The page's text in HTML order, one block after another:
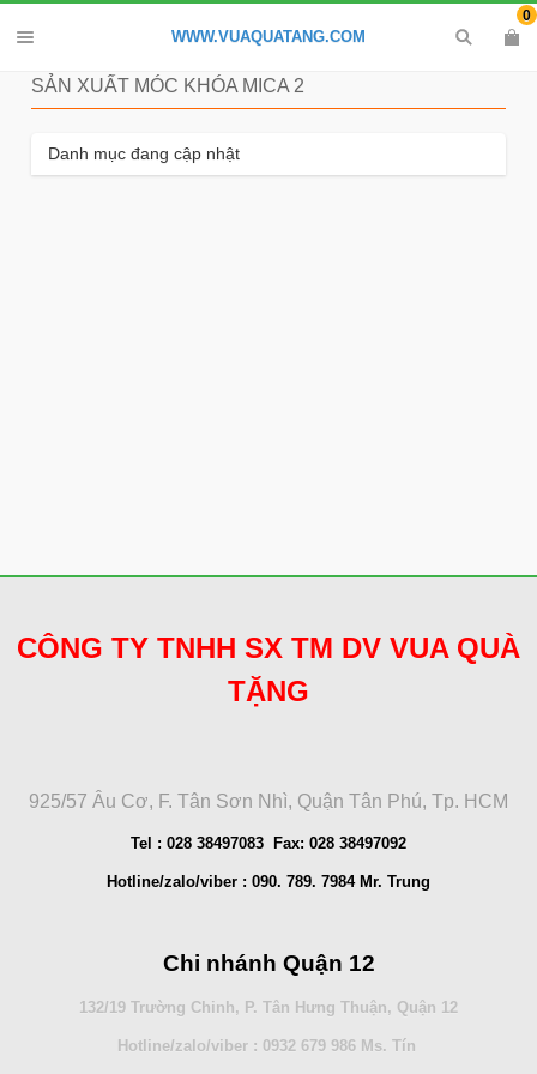
WWW.VUAQUATANG.COM
0
SẢN XUẤT MÓC KHÓA MICA 2
Danh mục đang cập nhật
CÔNG TY TNHH SX TM DV VUA QUÀ
TẶNG
925/57 Âu Cơ, F. Tân Sơn Nhì, Quận Tân Phú, Tp. HCM
Tel : 028 38497083 Fax: 028 38497092
Hotline/zalo/viber : 090. 789. 7984 Mr. Trung
Chi nhánh Quận 12
132/19 Trường Chinh, P. Tân Hưng Thuận, Quận 12
Hotline/zalo/viber : 0932 679 986 Ms. Tín